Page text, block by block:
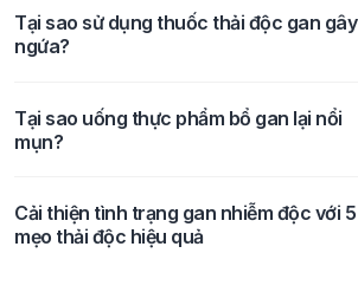
Tại sao sử dụng thuốc thải độc gan gây
ngứa?
Tại sao uống thực phẩm bổ gan lại nổi
mụn?
Cải thiện tình trạng gan nhiễm độc với 5
mẹo thải độc hiệu quả